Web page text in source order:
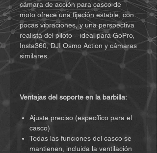
cámara de acción para casco de
moto ofrece una fijación estable, con
pocas vibraciones, y una perspectiva
realista del piloto – ideal para GoPro,
Insta360, DJI Osmo Action y cámaras
similares.
Ventajas del soporte en la barbilla:
Ajuste preciso (específico para el
casco)
Todas las funciones del casco se
mantienen, incluida la ventilación